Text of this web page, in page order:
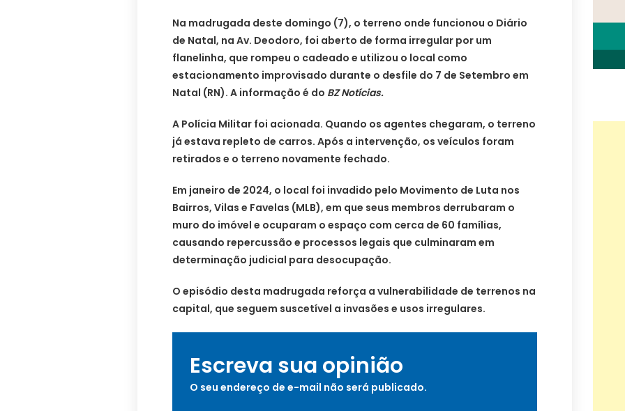
Na madrugada deste domingo (7), o terreno onde funcionou o Diário
de Natal, na Av. Deodoro, foi aberto de forma irregular por um
flanelinha, que rompeu o cadeado e utilizou o local como
estacionamento improvisado durante o desfile do 7 de Setembro em
Natal (RN). A informação é do BZ Notícias.
A Polícia Militar foi acionada. Quando os agentes chegaram, o terreno
já estava repleto de carros. Após a intervenção, os veículos foram
retirados e o terreno novamente fechado.
Em janeiro de 2024, o local foi invadido pelo Movimento de Luta nos
Bairros, Vilas e Favelas (MLB), em que seus membros derrubaram o
muro do imóvel e ocuparam o espaço com cerca de 60 famílias,
causando repercussão e processos legais que culminaram em
determinação judicial para desocupação.
O episódio desta madrugada reforça a vulnerabilidade de terrenos na
capital, que seguem suscetível a invasões e usos irregulares.
Escreva sua opinião
O seu endereço de e-mail não será publicado.